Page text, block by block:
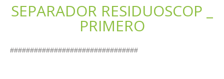
SEPARADOR RESIDUOSCOP _
PRIMERO
################################